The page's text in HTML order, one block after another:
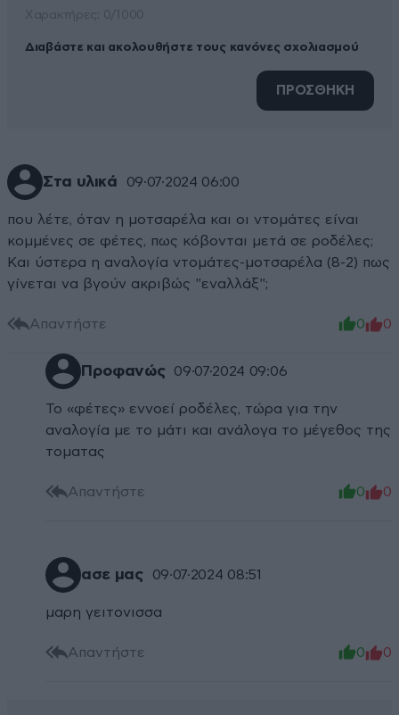
Διαβάστε και ακολουθήστε τους κανόνες σχολιασμού
ΠΡΟΣΘΗΚΗ
Στα υλικά 09·07·2024 06:00
που λέτε, όταν η μοτσαρέλα και οι ντομάτες είναι
κομμένες σε φέτες, πως κόβονται μετά σε ροδέλες;
Και ύστερα η αναλογία ντομάτες-μοτσαρέλα (8-2) πως
γίνεται να βγούν ακριβώς "εναλλάξ";
Απαντήστε 0 0
Προφανώς 09·07·2024 09:06
Το «φέτες» εννοεί ροδέλες, τώρα για την
αναλογία με το μάτι και ανάλογα το μέγεθος της
τοματας
Απαντήστε 0 0
ασε μας 09·07·2024 08:51
μαρη γειτονισσα
Απαντήστε 0 0